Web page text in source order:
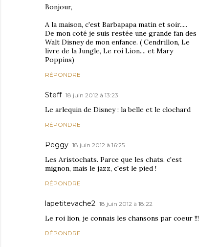
Bonjour,
A la maison, c'est Barbapapa matin et soir.....
De mon coté je suis restée une grande fan des
Walt Disney de mon enfance. ( Cendrillon, Le
livre de la Jungle, Le roi Lion.... et Mary
Poppins)
RÉPONDRE
Steff 18 juin 2012 à 13:23
Le arlequin de Disney : la belle et le clochard
RÉPONDRE
Peggy 18 juin 2012 à 16:25
Les Aristochats. Parce que les chats, c'est
mignon, mais le jazz, c'est le pied !
RÉPONDRE
lapetitevache2 18 juin 2012 à 18:22
Le roi lion, je connais les chansons par coeur !!!
RÉPONDRE